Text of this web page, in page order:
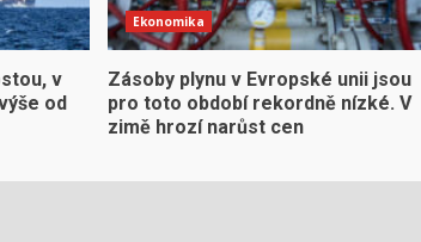
v
od
Ekonomika
Zásoby plynu v Evropské unii jsou
pro toto období rekordně nízké. V
zimě hrozí narůst cen